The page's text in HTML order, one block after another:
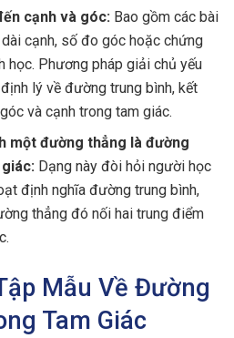
cạnh và góc: Bao gồm các bài
cạnh, số đo góc hoặc chứng
học. Phương pháp giải chủ yếu
lý về đường trung bình, kết
và cạnh trong tam giác.
một đường thẳng là đường
Dạng này đòi hỏi người học
định nghĩa đường trung bình,
thẳng đó nối hai trung điểm
Mẫu Về Đường
Tam Giác